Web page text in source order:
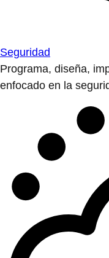
Seguridad
Programa, diseña,
enfocado en la